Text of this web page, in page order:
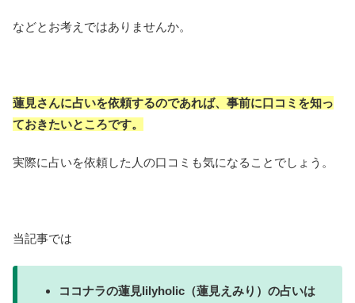
などとお考えではありませんか。
蓮見さんに占いを依頼するのであれば、事前に口コミを知っ
ておきたいところです。
実際に占いを依頼した人の口コミも気になることでしょう。
当記事では
ココナラの蓮見lilyholic（蓮見えみり）の占いは